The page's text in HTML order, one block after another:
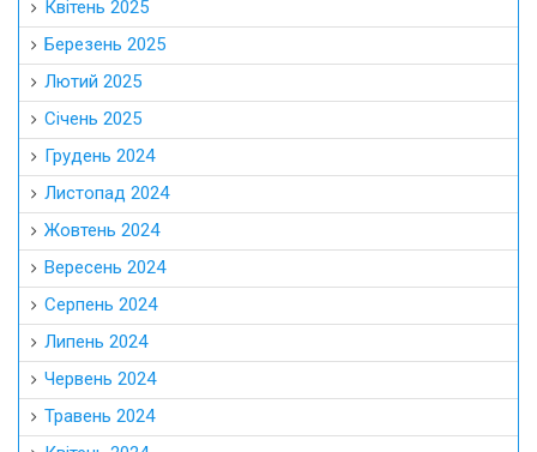
Квітень 2025
Березень 2025
Лютий 2025
Січень 2025
Грудень 2024
Листопад 2024
Жовтень 2024
Вересень 2024
Серпень 2024
Липень 2024
Червень 2024
Травень 2024